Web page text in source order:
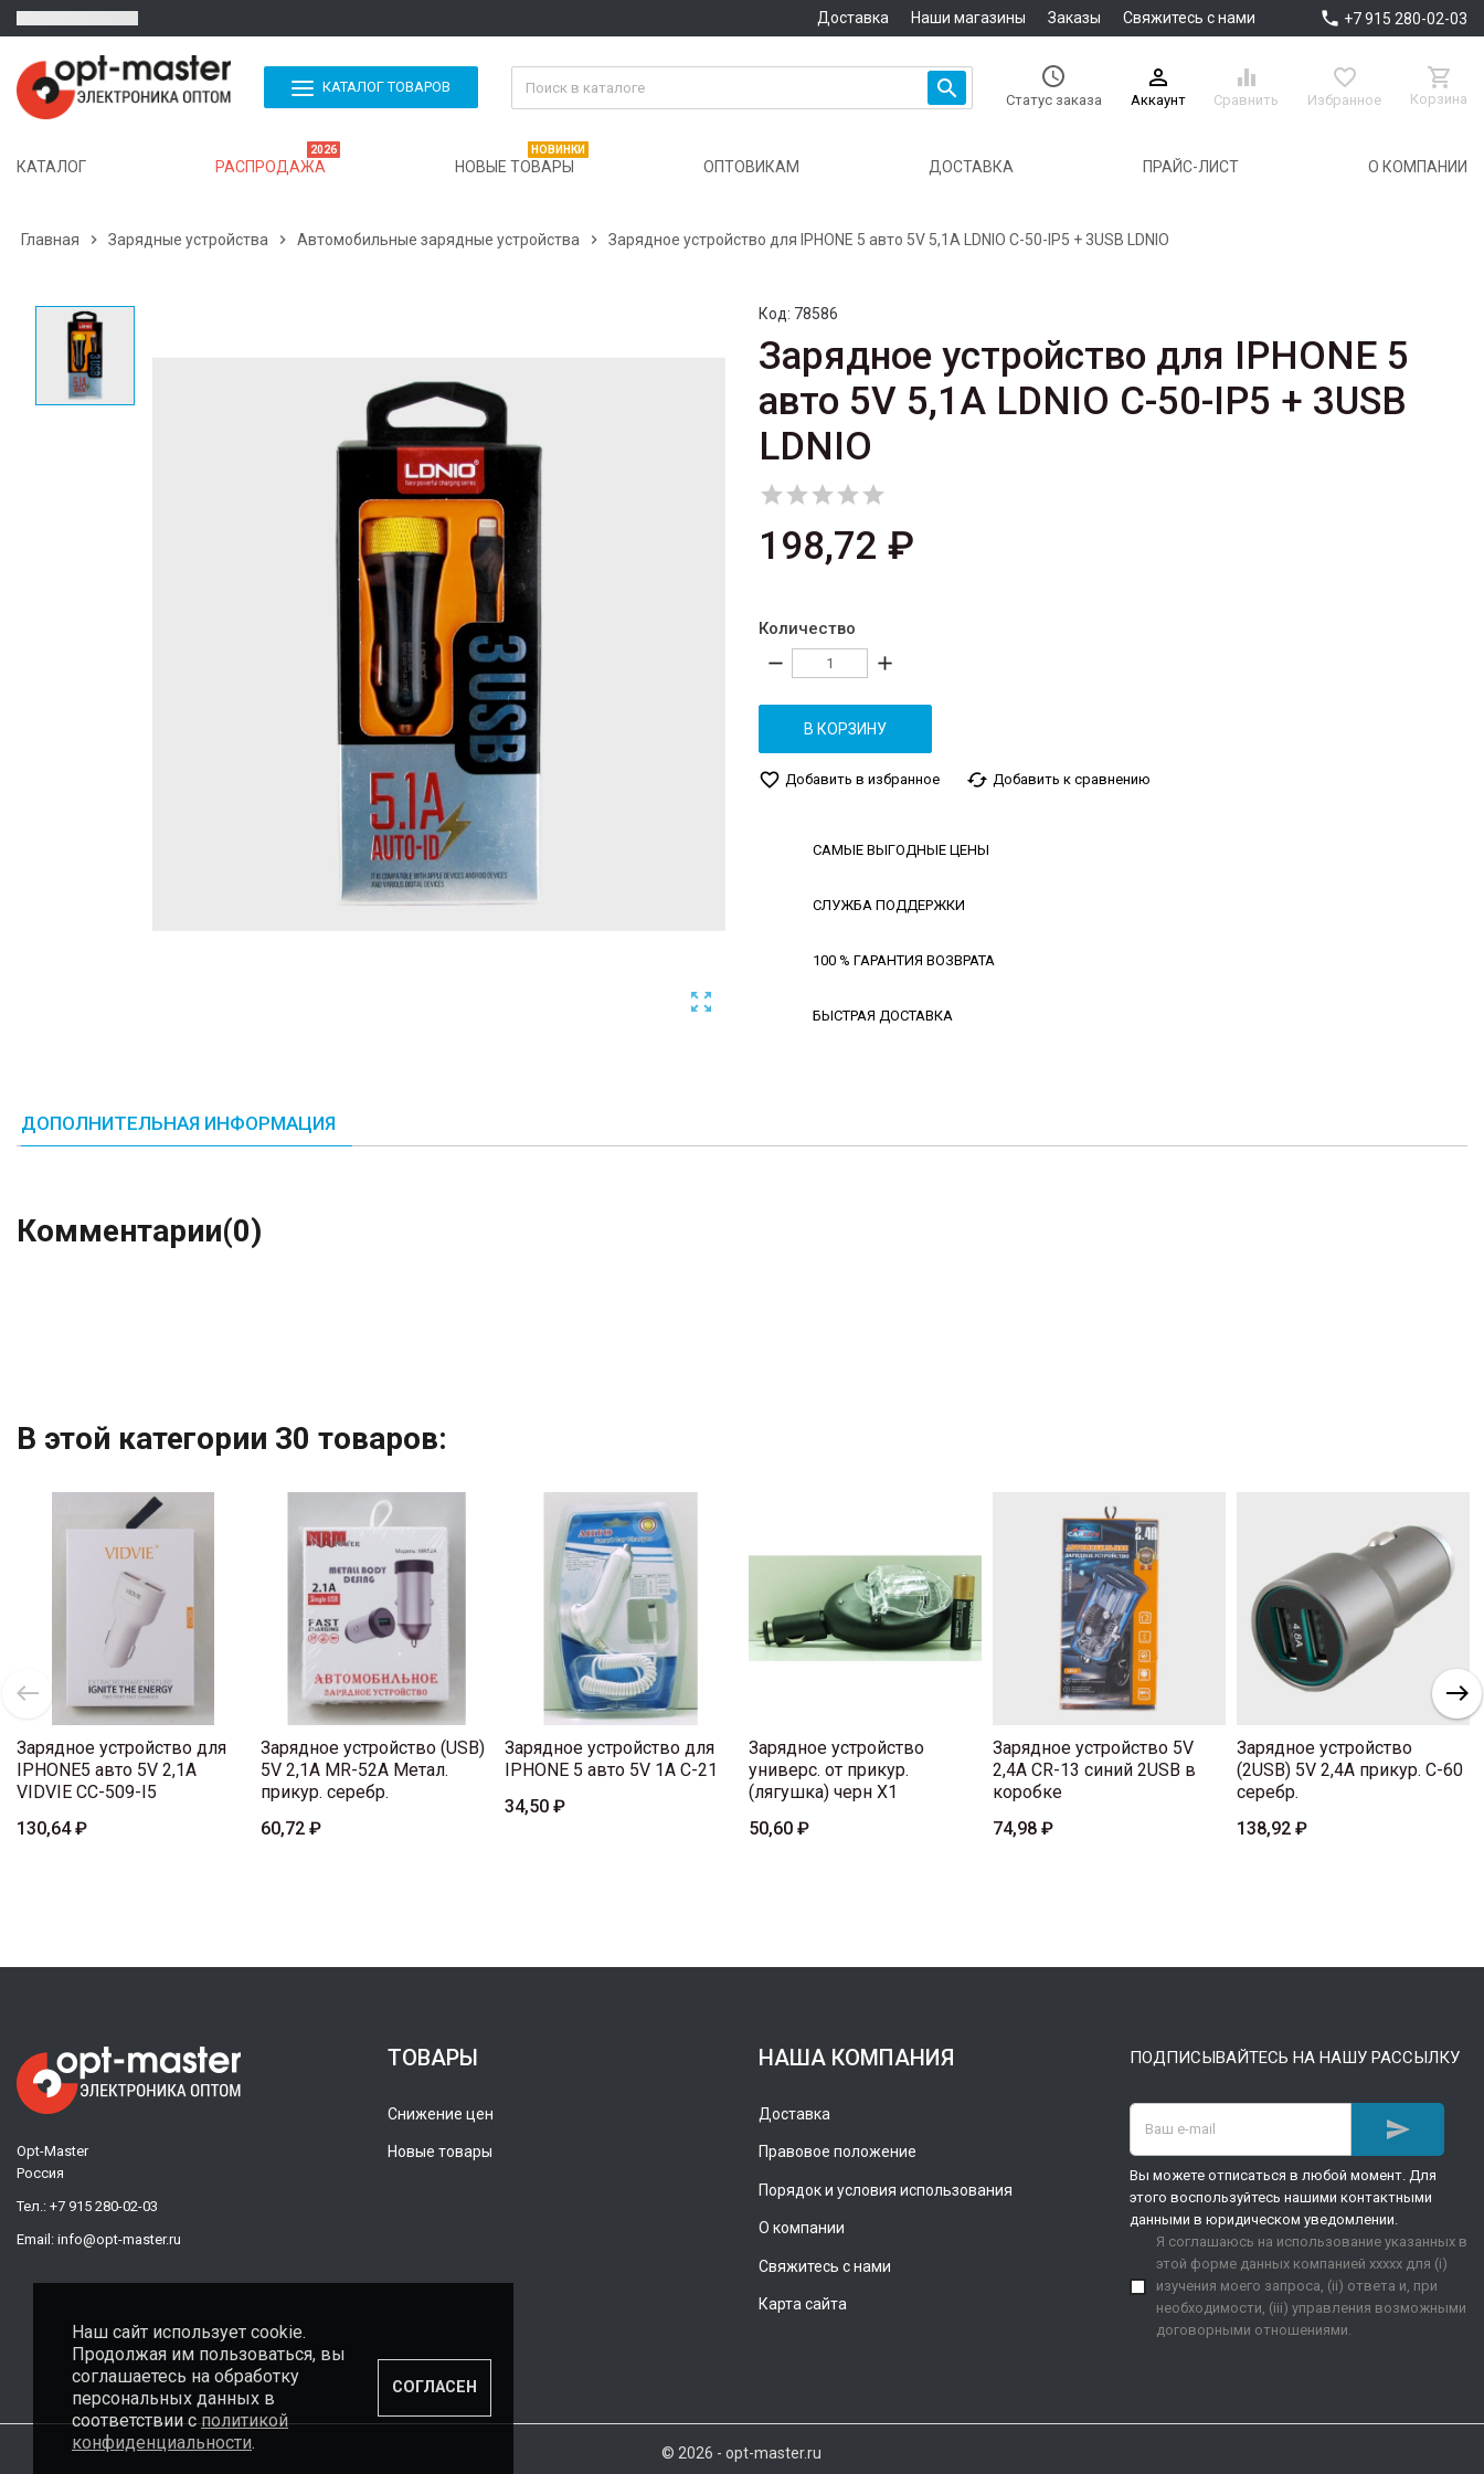
Доставка Наши магазины Заказы Свяжитесь с нами  +7 915 280-02-03
КАТАЛОГ ТОВАРОВ  
Статус заказа

Аккаунт

Сравнить

Избранное

Корзина
КАТАЛОГ РАСПРОДАЖА
2026
НОВЫЕ ТОВАРЫ
НОВИНКИ
ОПТОВИКАМ ДОСТАВКА ПРАЙС-ЛИСТ О КОМПАНИИ
Главная  Зарядные устройства  Автомобильные зарядные устройства  Зарядное устройство для IPHONE 5 авто 5V 5,1A LDNIO C-50-IP5 + 3USB LDNIO

Код: 78586
Зарядное устройство для IPHONE 5
авто 5V 5,1A LDNIO C-50-IP5 + 3USB
LDNIO

198,72 ₽
Количество
remove add
В КОРЗИНУ
favorite_border Добавить в избранное cached Добавить к сравнению
САМЫЕ ВЫГОДНЫЕ ЦЕНЫ
СЛУЖБА ПОДДЕРЖКИ
100 % ГАРАНТИЯ ВОЗВРАТА
БЫСТРАЯ ДОСТАВКА
ДОПОЛНИТЕЛЬНАЯ ИНФОРМАЦИЯ
Комментарии(0)
В этой категории 30 товаров:
Зарядное устройство для
IPHONE5 авто 5V 2,1A
VIDVIE CC-509-I5
130,64 ₽
Зарядное устройство (USB)
5V 2,1A MR-52A Метал.
прикур. серебр.
60,72 ₽
Зарядное устройство для
IPHONE 5 авто 5V 1A C-21
34,50 ₽
Зарядное устройство
универс. от прикур.
(лягушка) черн X1
50,60 ₽
Зарядное устройство 5V
2,4A CR-13 синий 2USB в
коробке
74,98 ₽
Зарядное устройство
(2USB) 5V 2,4A прикур. C-60
серебр.
138,92 ₽
Opt-Master
Россия
Тел.: +7 915 280-02-03
Email: info@opt-master.ru
ТОВАРЫ
Снижение цен
Новые товары
НАША КОМПАНИЯ
Доставка
Правовое положение
Порядок и условия использования
О компании
Свяжитесь с нами
Карта сайта
ПОДПИСЫВАЙТЕСЬ НА НАШУ РАССЫЛКУ

Вы можете отписаться в любой момент. Для
этого воспользуйтесь нашими контактными
данными в юридическом уведомлении.
Я соглашаюсь на использование указанных в
этой форме данных компанией xxxxx для (i)
изучения моего запроса, (ii) ответа и, при
необходимости, (iii) управления возможными
договорными отношениями.
© 2026 - opt-master.ru
Наш сайт использует cookie.
Продолжая им пользоваться, вы
соглашаетесь на обработку
персональных данных в
соответствии сполитикой
конфиденциальности.
СОГЛАСЕН